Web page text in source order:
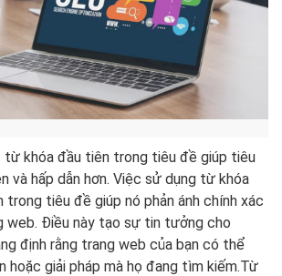
từ khóa đầu tiên trong tiêu đề giúp tiêu
và hấp dẫn hơn. Việc sử dụng từ khóa
tiêu đề giúp nó phản ánh chính xác
web. Điều này tạo sự tin tưởng cho
định rằng trang web của bạn có thể
hoặc giải pháp mà họ đang tìm kiếm.Từ